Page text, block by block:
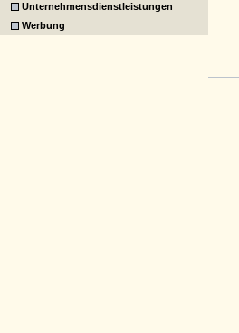
Unternehmensdienstleistungen
Werbung